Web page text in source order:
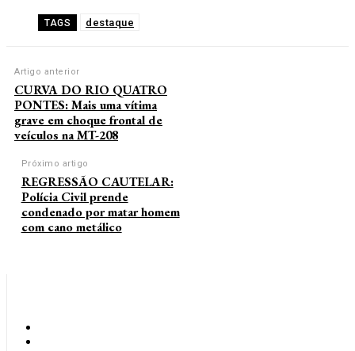
TAGS destaque
Artigo anterior
CURVA DO RIO QUATRO
PONTES: Mais uma vítima
grave em choque frontal de
veículos na MT-208
Próximo artigo
REGRESSÃO CAUTELAR:
Polícia Civil prende
condenado por matar homem
com cano metálico